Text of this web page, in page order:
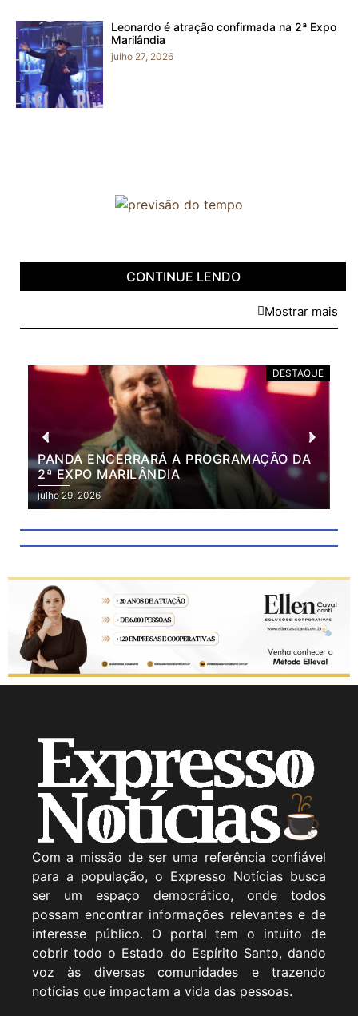
Leonardo é atração confirmada na 2ª Expo
Marilândia
julho 27, 2026
CONTINUE LENDO
Mostrar mais
DESTAQUE
PANDA ENCERRARÁ A PROGRAMAÇÃO DA
2ª EXPO MARILÂNDIA
julho 29, 2026
Com a missão de ser uma referência confiável
para a população, o Expresso Notícias busca
ser um espaço democrático, onde todos
possam encontrar informações relevantes e de
interesse público. O portal tem o intuito de
cobrir todo o Estado do Espírito Santo, dando
voz às diversas comunidades e trazendo
notícias que impactam a vida das pessoas.